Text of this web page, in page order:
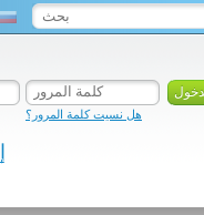
هل نسيت كلمة المرور؟